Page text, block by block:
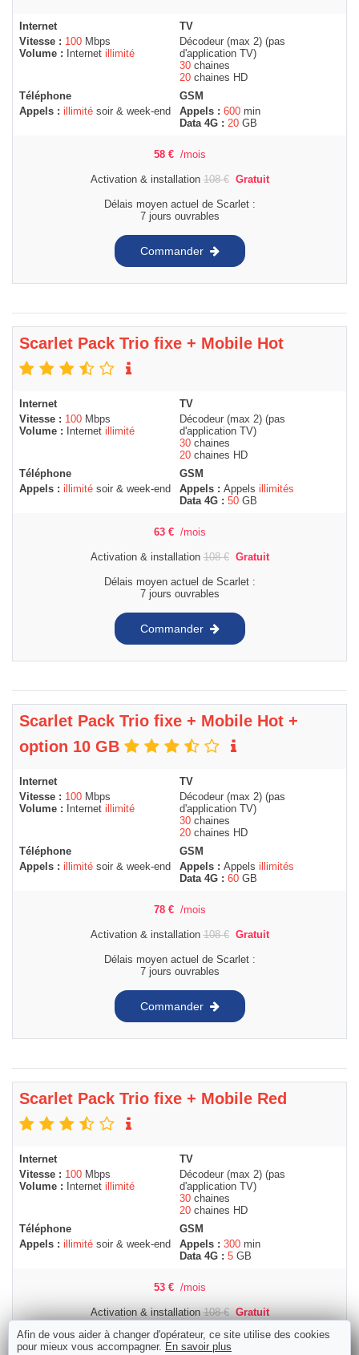
Internet
Vitesse : 100 Mbps
Volume :
Internet illimité
TV
Décodeur (max 2) (pas
d'application TV)
30 chaines
20 chaines HD
Téléphone
Appels : illimité soir & week-end
GSM
Appels : 600 min
Data 4G : 20 GB
58 € /mois
Activation & installation108€ Gratuit
Délais moyen actuel de Scarlet :
7 jours ouvrables
Commander
Scarlet Pack Trio fixe + Mobile Hot
Internet
Vitesse : 100 Mbps
Volume :
Internet illimité
TV
Décodeur (max 2) (pas
d'application TV)
30 chaines
20 chaines HD
Téléphone
Appels : illimité soir & week-end
GSM
Appels : Appels illimités
Data 4G : 50 GB
63 € /mois
Activation & installation108€ Gratuit
Délais moyen actuel de Scarlet :
7 jours ouvrables
Commander
Scarlet Pack Trio fixe + Mobile Hot +
option 10 GB
Internet
Vitesse : 100 Mbps
Volume :
Internet illimité
TV
Décodeur (max 2) (pas
d'application TV)
30 chaines
20 chaines HD
Téléphone
Appels : illimité soir & week-end
GSM
Appels : Appels illimités
Data 4G : 60 GB
78 € /mois
Activation & installation108€ Gratuit
Délais moyen actuel de Scarlet :
7 jours ouvrables
Commander
Scarlet Pack Trio fixe + Mobile Red
Internet
Vitesse : 100 Mbps
Volume :
Internet illimité
TV
Décodeur (max 2) (pas
d'application TV)
30 chaines
20 chaines HD
Téléphone
Appels : illimité soir & week-end
GSM
Appels : 300 min
Data 4G : 5 GB
53 € /mois
Activation & installation108€ Gratuit
Délais moyen actuel de Scarlet :
7 jours ouvrables
Afin de vous aider à changer d'opérateur, ce site utilise des cookies
pour mieux vous accompagner. En savoir plus